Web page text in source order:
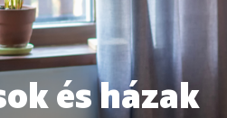
és házak